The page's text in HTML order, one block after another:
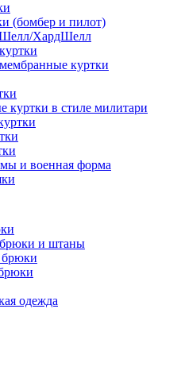
(бомбер и пилот)
ХардШелл
куртки
куртки в стиле милитари
и военная форма
брюки и штаны
одежда